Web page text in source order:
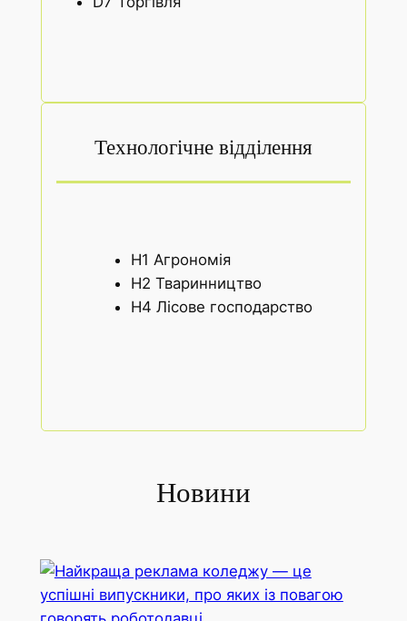
Технологічне відділення
H1 Агрономія
H2 Тваринництво
H4 Лісове господарство
Новини